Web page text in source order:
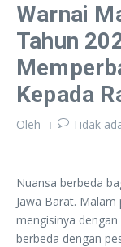
Warnai
Tahun
Kepada
Oleh Tidak
Nuansa berbeda
Jawa Barat.
mengisinya
berbeda dengan